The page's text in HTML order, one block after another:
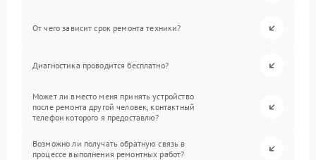
От чего зависит срок ремонта техники?
Диагностика проводится бесплатно?
Может ли вместо меня принять устройство
после ремонта другой человек, контактный
телефон которого я предоставлю?
Возможно ли получать обратную связь в
процессе выполнения ремонтных работ?